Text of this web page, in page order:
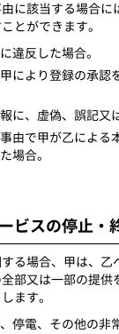
に該当する場合に
とができます。
違反した場合。
により登録の承認
に、虚偽、誤記又
事由で甲が乙による
場合。
ビスの停止・
る場合、甲は、乙
部又は一部の提供
ます。
停電、その他の非